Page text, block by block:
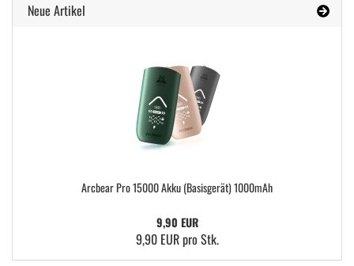
Neue Artikel
Arcbear Pro 15000 Akku (Basisgerät) 1000mAh
9,90 EUR
9,90 EUR pro Stk.